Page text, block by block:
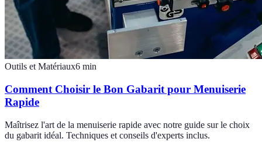
Outils et Matériaux6 min
Comment Choisir le Bon Gabarit pour Menuiserie
Rapide
Maîtrisez l'art de la menuiserie rapide avec notre guide sur le choix
du gabarit idéal. Techniques et conseils d'experts inclus.